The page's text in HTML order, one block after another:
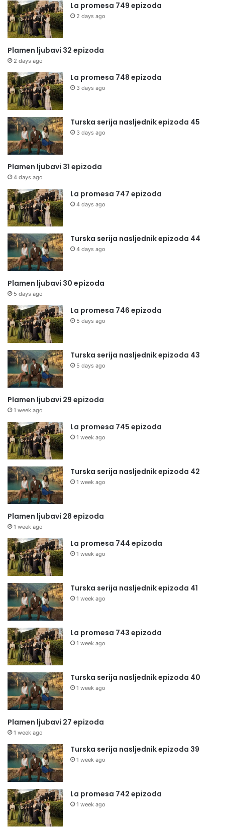
La promesa 749 epizoda
2 days ago
Plamen ljubavi 32 epizoda
2 days ago
La promesa 748 epizoda
3 days ago
Turska serija nasljednik epizoda 45
3 days ago
Plamen ljubavi 31 epizoda
4 days ago
La promesa 747 epizoda
4 days ago
Turska serija nasljednik epizoda 44
4 days ago
Plamen ljubavi 30 epizoda
5 days ago
La promesa 746 epizoda
5 days ago
Turska serija nasljednik epizoda 43
5 days ago
Plamen ljubavi 29 epizoda
1 week ago
La promesa 745 epizoda
1 week ago
Turska serija nasljednik epizoda 42
1 week ago
Plamen ljubavi 28 epizoda
1 week ago
La promesa 744 epizoda
1 week ago
Turska serija nasljednik epizoda 41
1 week ago
La promesa 743 epizoda
1 week ago
Turska serija nasljednik epizoda 40
1 week ago
Plamen ljubavi 27 epizoda
1 week ago
Turska serija nasljednik epizoda 39
1 week ago
La promesa 742 epizoda
1 week ago